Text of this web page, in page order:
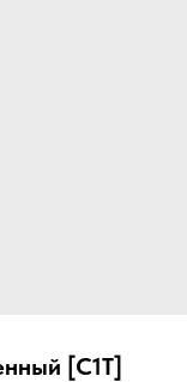
[C1T]